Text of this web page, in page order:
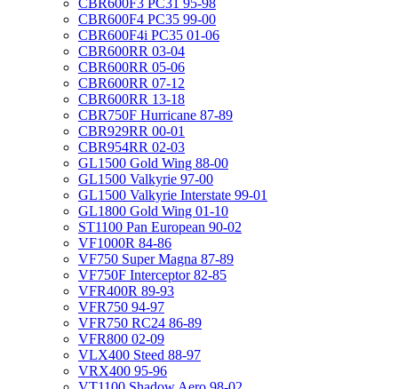
CBR600F3 PC31 95-98
CBR600F4 PC35 99-00
CBR600F4i PC35 01-06
CBR600RR 03-04
CBR600RR 05-06
CBR600RR 07-12
CBR600RR 13-18
CBR750F Hurricane 87-89
CBR929RR 00-01
CBR954RR 02-03
GL1500 Gold Wing 88-00
GL1500 Valkyrie 97-00
GL1500 Valkyrie Interstate 99-01
GL1800 Gold Wing 01-10
ST1100 Pan European 90-02
VF1000R 84-86
VF750 Super Magna 87-89
VF750F Interceptor 82-85
VFR400R 89-93
VFR750 94-97
VFR750 RC24 86-89
VFR800 02-09
VLX400 Steed 88-97
VRX400 95-96